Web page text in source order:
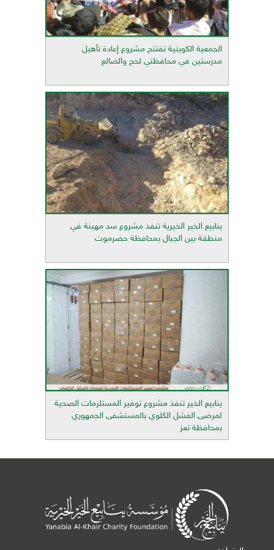
الجمعية الكويتية تفتتح مشروع إعادة تأهيل
مدرستين في محافظتي لحج والضالع
ينابيع الخير الخيرية تنفذ مشروع سد مهينة في
منطقة بين الجبال بمحافظة حضرموت
ينابيع الخير تنفذ مشروع توفير المستلزمات الصحية
لمرضى الفشل الكلوي بالمستشفى الجمهوري
بمحافظة تعز